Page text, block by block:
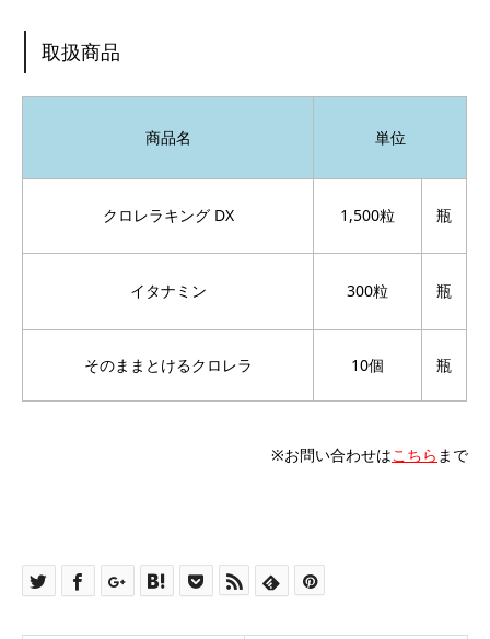
取扱商品
商品名 単位
クロレラキング DX 1,500粒 瓶
イタナミン 300粒 瓶
そのままとけるクロレラ 10個 瓶
※お問い合わせはこちら まで